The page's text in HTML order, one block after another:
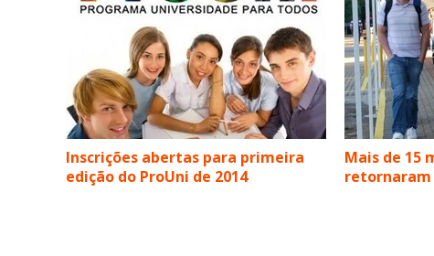
Inscrições abertas para primeira
edição do ProUni de 2014
Mais de 15
retornaram